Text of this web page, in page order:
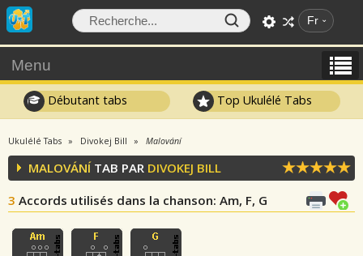
Fr
Menu
Débutant tabs Top Ukulélé Tabs
Ukulélé Tabs Divokej Bill Malování
MALOVÁNÍ TAB PAR DIVOKEJ BILL
3 Accords utilisés dans la chanson: Am, F, G